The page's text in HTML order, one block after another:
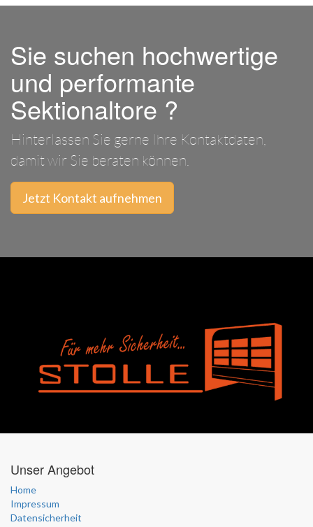
Sie suchen hochwertige
und performante
Sektionaltore ?
Hinterlassen Sie gerne Ihre Kontaktdaten,
damit wir Sie beraten können.
Jetzt Kontakt aufnehmen
Unser Angebot
Home
Impressum
Datensicherheit